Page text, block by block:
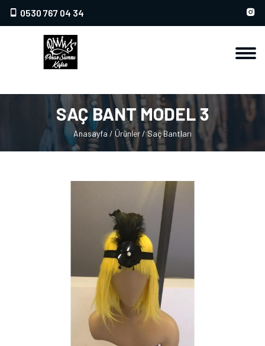
0530 767 04 34
SAÇ BANT MODEL 3
Anasayfa/ Ürünler/Saç Bantları